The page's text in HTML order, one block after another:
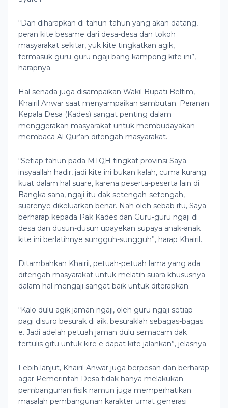
“Dan diharapkan di tahun-tahun yang akan datang,
peran kite besame dari desa-desa dan tokoh
masyarakat sekitar, yuk kite tingkatkan agik,
termasuk guru-guru ngaji bang kampong kite ini”,
harapnya.
Hal senada juga disampaikan Wakil Bupati Beltim,
Khairil Anwar saat menyampaikan sambutan. Peranan
Kepala Desa (Kades) sangat penting dalam
menggerakan masyarakat untuk membudayakan
membaca Al Qur’an ditengah masyarakat.
“Setiap tahun pada MTQH tingkat provinsi Saya
insyaallah hadir, jadi kite ini bukan kalah, cuma kurang
kuat dalam hal suare, karena peserta-peserta lain di
Bangka sana, ngaji itu dak setengah-setengah,
suarenye dikeluarkan benar. Nah oleh sebab itu, Saya
berharap kepada Pak Kades dan Guru-guru ngaji di
desa dan dusun-dusun upayekan supaya anak-anak
kite ini berlatihnye sungguh-sungguh”, harap Khairil.
Ditambahkan Khairil, petuah-petuah lama yang ada
ditengah masyarakat untuk melatih suara khususnya
dalam hal mengaji sangat baik untuk diterapkan.
“Kalo dulu agik jaman ngaji, oleh guru ngaji setiap
pagi disuro besurak di aik, besuraklah sebagas-bagas
e. Jadi adelah petuah jaman dulu semacam dak
tertulis gitu untuk kire e dapat kite jalankan”, jelasnya.
Lebih lanjut, Khairil Anwar juga berpesan dan berharap
agar Pemerintah Desa tidak hanya melakukan
pembangunan fisik namun juga memperhatikan
masalah pembangunan karakter umat generasi